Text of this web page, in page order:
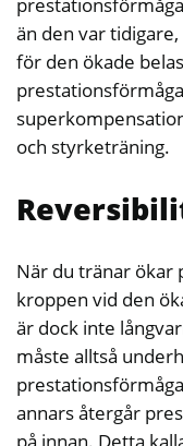
än den var
för den ökade
och styrketräning.
När du tränar ökar
kroppen vid den
är dock inte
måste alltså
annars återgår
på innan. Detta